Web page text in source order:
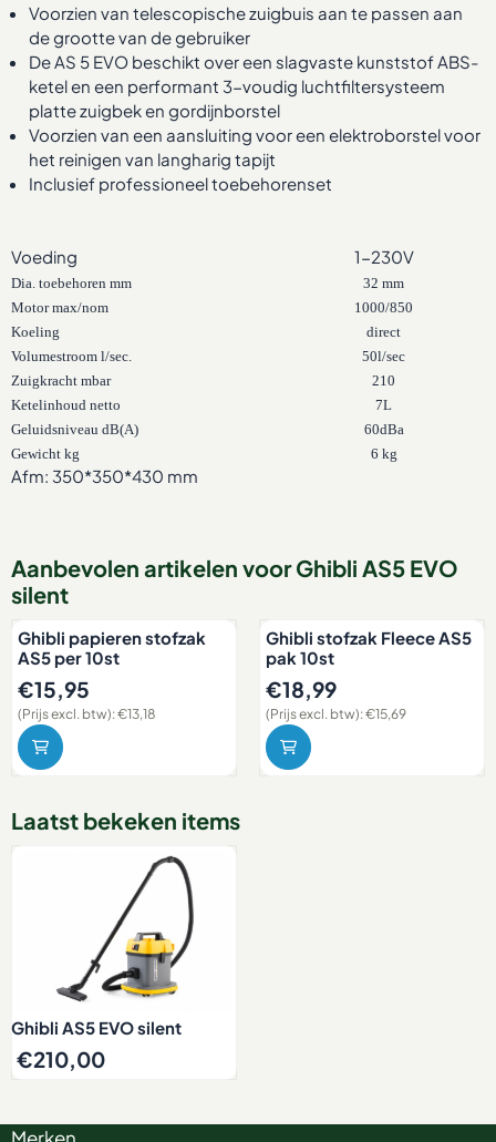
Voorzien van telescopische zuigbuis aan te passen aan
de grootte van de gebruiker
De AS 5 EVO beschikt over een slagvaste kunststof ABS-
ketel en een performant 3-voudig luchtfiltersysteem
platte zuigbek en gordijnborstel
Voorzien van een aansluiting voor een elektroborstel voor
het reinigen van langharig tapijt
Inclusief professioneel toebehorenset
Voeding 1-230V
Dia. toebehoren mm
32 mm
Motor max/nom
1000/850
Koeling
direct
Volumestroom l/sec.
50l/sec
Zuigkracht mbar
210
Ketelinhoud netto
7L
Geluidsniveau dB(A)
60dBa
Gewicht kg
6 kg
Afm: 350*350*430 mm
Aanbevolen artikelen voorGhibli AS5 EVO
silent
Ghibli papieren stofzak
AS5 per 10st
Prijs: 15,95, exclusief btw: 13,18
€15,95
(Prijs excl. btw):€13,18
Ghibli stofzak Fleece AS5
pak 10st
Prijs: 18,99, exclusief btw:
€18,99
(Prijs excl. btw):€15,69
Laatst bekeken items
Ghibli AS5 EVO silent
€210,00